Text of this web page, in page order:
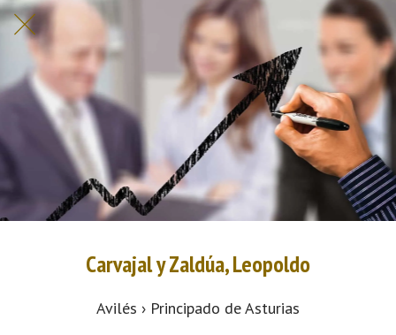
Carvajal y Zaldúa, Leopoldo
Avilés › Principado de Asturias